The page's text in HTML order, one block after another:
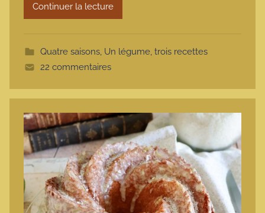
t
Continuer la lecture
Quatre saisons, Un légume, trois recettes
22 commentaires